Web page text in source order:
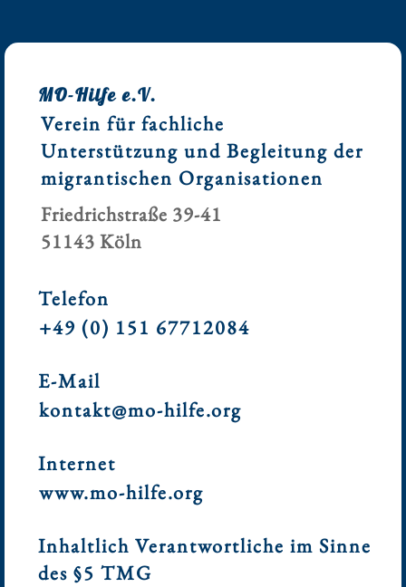
MO-Hilfe e.V.
Verein für fachliche
Unterstützung und Begleitung der
migrantischen Organisationen
Friedrichstraße 39-41
51143 Köln
Telefon
+49 (0) 151 67712084
E-Mail
kontakt@mo-hilfe.org
Internet
www.mo-hilfe.org
Inhaltlich Verantwortliche im Sinne
des §5 TMG